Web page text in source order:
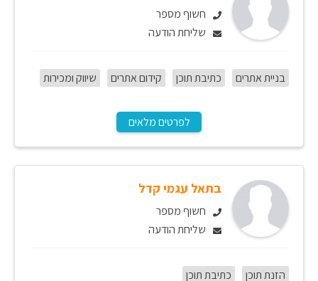
חשוף מספר
שליחת הודעה
בניית אתרים כתיבת תוכן קידום אתרים שיווק ומכירות
לפרטים מלאים
בתאל עגמי קדל
חשוף מספר
שליחת הודעה
הזנת תוכן כתיבת תוכן